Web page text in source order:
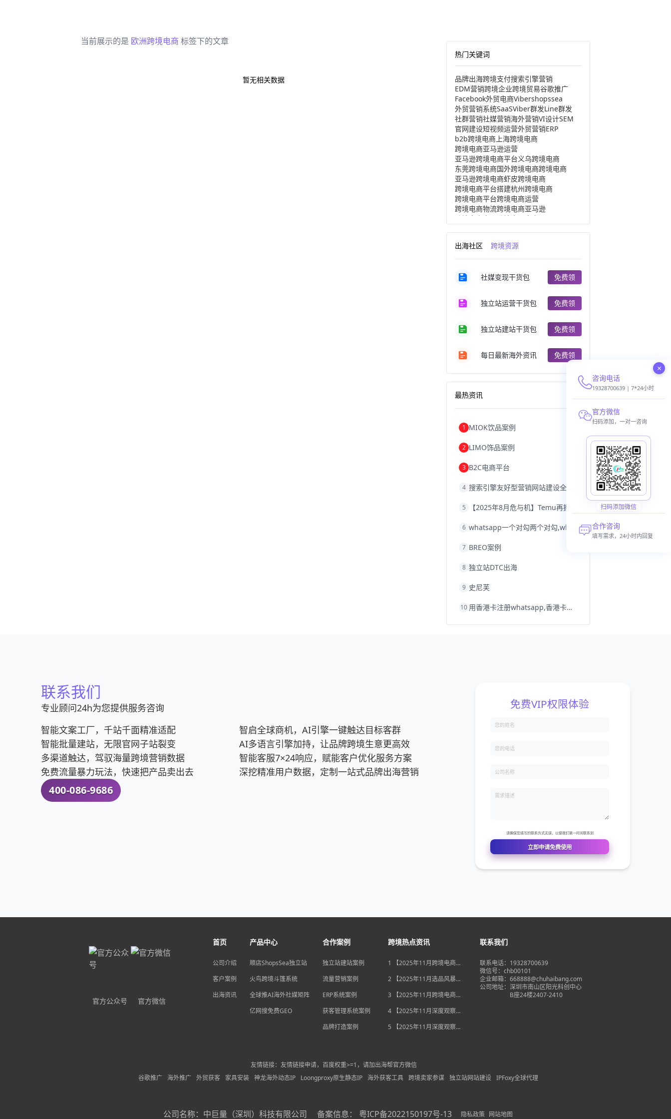
当前展示的是 欧洲跨境电商 标签下的文章
暂无相关数据
热门关键词
品牌出海跨境支付搜索引擎营销
EDM营销跨境企业跨境贸易谷歌推广
Facebook外贸电商Vibershopssea
外贸营销系统SaaSViber群发Line群发
社群营销社媒营销海外营销VI设计SEM
官网建设短视频运营外贸营销ERP
b2b跨境电商 上海跨境电商
跨境电商亚马逊运营
亚马逊跨境电商平台义乌跨境电商
东莞跨境电商国外跨境电商跨境电商
亚马逊跨境电商虾皮跨境电商
跨境电商平台搭建杭州跨境电商
跨境电商平台跨境电商运营
跨境电商物流跨境电商亚马逊
跨境电商产品
跨境出口电商
跨境电商分析进口跨境电商
跨境电商服务广州跨境电商
跨境电商注册跨境电商开店
跨境电商商品个人跨境电商
跨境电商案例国内跨境电商
郑州跨境电商跨境电商趋势
阿里跨境电商
跨境电商费用美国跨境电商
跨境电商教程
独立站跨境电商跨境电商独立站
跨境电商erp西安跨境电商
沈阳跨境电商跨境电商服务平台
跨境电商网店跨境电商物流模式
跨境电商结算浙江跨境电商
跨境电商优势跨境电商的优势seo运营
whatsapp群发
出海社区 跨境资源
社媒变现干货包 免费领
独立站运营干货包 免费领
独立站建站干货包 免费领
每日最新海外资讯 免费领
最热资讯
1 MIOK饮品案例
2 LIMO饰品案例
3 B2C电商平台
4
5
6
7 BREO案例
8 独立站DTC出海
9 史尼芙
10 用香港卡注册whatsapp,香港卡不能注册whatsapp
联系我们
专业顾问24h为您提供服务咨询
智能文案工厂，千站千面精准适配
智能批量建站，无限官网子站裂变
多渠道触达，驾驭海量跨境营销数据
免费流量暴力玩法，快速把产品卖出去
400-086-9686
智启全球商机，AI引擎一键触达目标客群
AI多语言引擎加持，让品牌跨境生意更高效
智能客服7×24响应，赋能客户优化服务方案
深挖精准用户数据，定制一站式品牌出海营销
官方公众号 官方微信
首页
公司介绍
客户案例
出海资讯
产品中心
顺店ShopsSea独立站
火鸟跨境斗篷系统
全球推AI海外社媒矩阵
亿网搜免费GEO
合作案例
独立站建站案例
流量营销案例
ERP系统案例
获客管理系统案例
品牌打造案例
跨境热点资讯
1 【2025年11月跨境电商大
独立站流量自主权如何突
2 【2025年11月选品风暴】
后，跨境电商如何抢占数字
3 【2025年11月跨境电商新
宽，独立站卖家如何借势突
4 【2025年11月深度观察】
后，跨境电商如何用“自主流
5 【2025年11月深度观察】
联系我们
联系电话：19328700639
微信号：chb00101
企业邮箱：668888@chuhaibang.com
公司地址： 深圳市南山区阳光科创中心
B座24楼2407-2410
友情链接：友情链接申请，百度权重>=1，请加出海帮官方微信
谷歌推广
海外推广 外贸获客 家具安装 神龙海外动态IP Loongproxy原生静态IP 海外获客工具 跨境卖家参谋 独立站网站建设 IPFoxy全球代理
公司名称： 中巨量（深圳）科技有限公司 备案信息： 粤ICP备2022150197号-13 隐私政策 网站地图
×
咨询电话
19328700639 | 7*24小时
官方微信
扫码添加，一对一咨询
扫码添加微信
合作咨询
填写需求，24小时内回复